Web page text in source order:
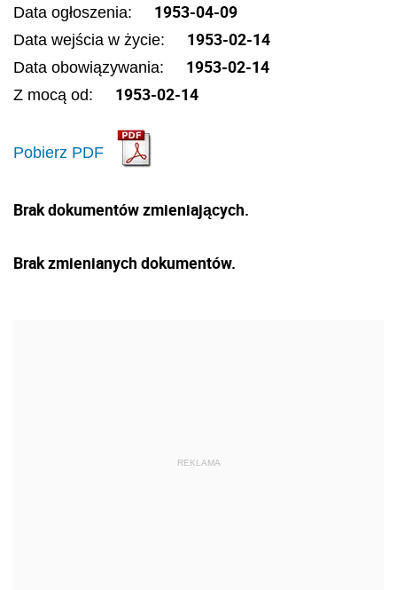
Data ogłoszenia: 1953-04-09
Data wejścia w życie: 1953-02-14
Data obowiązywania: 1953-02-14
Z mocą od: 1953-02-14
Pobierz PDF
Brak dokumentów zmieniających.
Brak zmienianych dokumentów.